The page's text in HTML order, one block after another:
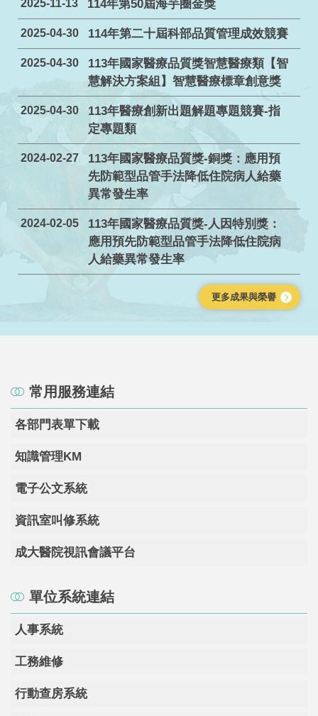
2025-11-13 114年第50屆海芋圈金獎
2025-04-30 114年第二十屆科部品質管理成效競賽
2025-04-30
113年國家醫療品質獎智慧醫療類【智
慧解決方案組】智慧醫療標章創意獎
2025-04-30
113年醫療創新出題解題專題競賽-指
定專題類
2024-02-27
113年國家醫療品質獎-銅獎：應用預
先防範型品管手法降低住院病人給藥
異常發生率
2024-02-05
113年國家醫療品質獎-人因特別獎：
應用預先防範型品管手法降低住院病
人給藥異常發生率
更多成果與榮譽
常用服務連結
各部門表單下載
知識管理KM
電子公文系統
資訊室叫修系統
成大醫院視訊會議平台
單位系統連結
人事系統
工務維修
行動查房系統